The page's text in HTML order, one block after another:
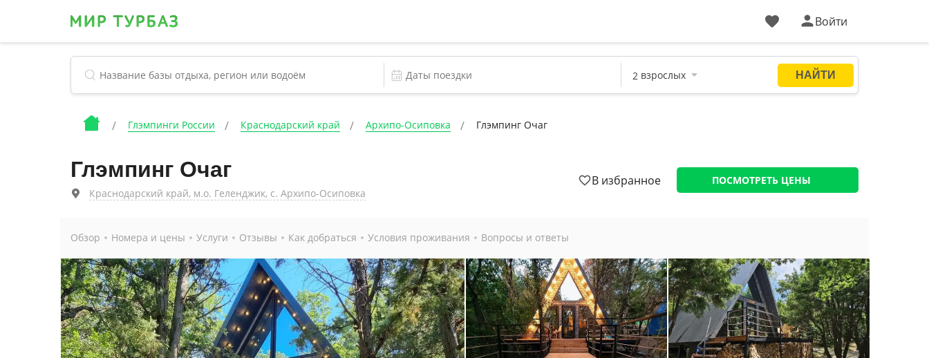
Войти
Глэмпинги России Краснодарский край Архипо-Осиповка Глэмпинг Очаг
Глэмпинг Очаг
Краснодарский край, м.о. Геленджик, с. Архипо-Осиповка
В избранное ПОСМОТРЕТЬ ЦЕНЫ
Обзор Номера и цены Услуги Отзывы Как добраться Условия проживания Вопросы и ответы